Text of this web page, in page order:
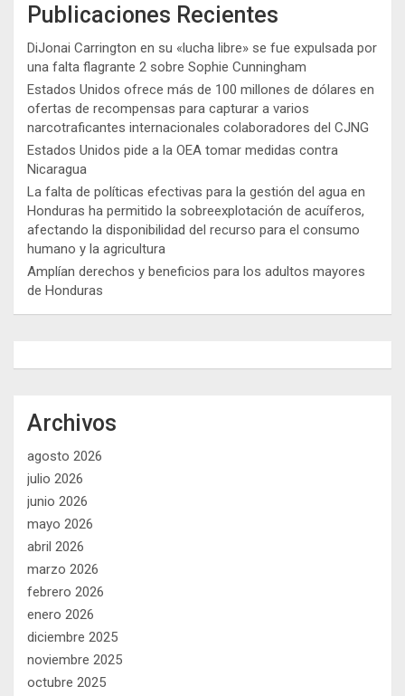
Publicaciones Recientes
DiJonai Carrington en su «lucha libre» se fue expulsada por
una falta flagrante 2 sobre Sophie Cunningham
Estados Unidos ofrece más de 100 millones de dólares en
ofertas de recompensas para capturar a varios
narcotraficantes internacionales colaboradores del CJNG
Estados Unidos pide a la OEA tomar medidas contra
Nicaragua
La falta de políticas efectivas para la gestión del agua en
Honduras ha permitido la sobreexplotación de acuíferos,
afectando la disponibilidad del recurso para el consumo
humano y la agricultura
Amplían derechos y beneficios para los adultos mayores
de Honduras
Archivos
agosto 2026
julio 2026
junio 2026
mayo 2026
abril 2026
marzo 2026
febrero 2026
enero 2026
diciembre 2025
noviembre 2025
octubre 2025